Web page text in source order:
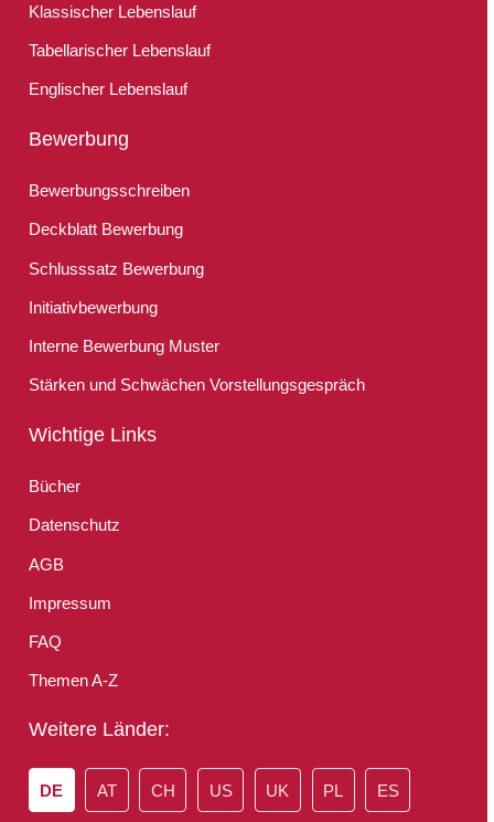
Klassischer Lebenslauf
Tabellarischer Lebenslauf
Englischer Lebenslauf
Bewerbung
Bewerbungsschreiben
Deckblatt Bewerbung
Schlusssatz Bewerbung
Initiativbewerbung
Interne Bewerbung Muster
Stärken und Schwächen Vorstellungsgespräch
Wichtige Links
Bücher
Datenschutz
AGB
Impressum
FAQ
Themen A-Z
Weitere Länder:
DE AT CH US UK PL ES